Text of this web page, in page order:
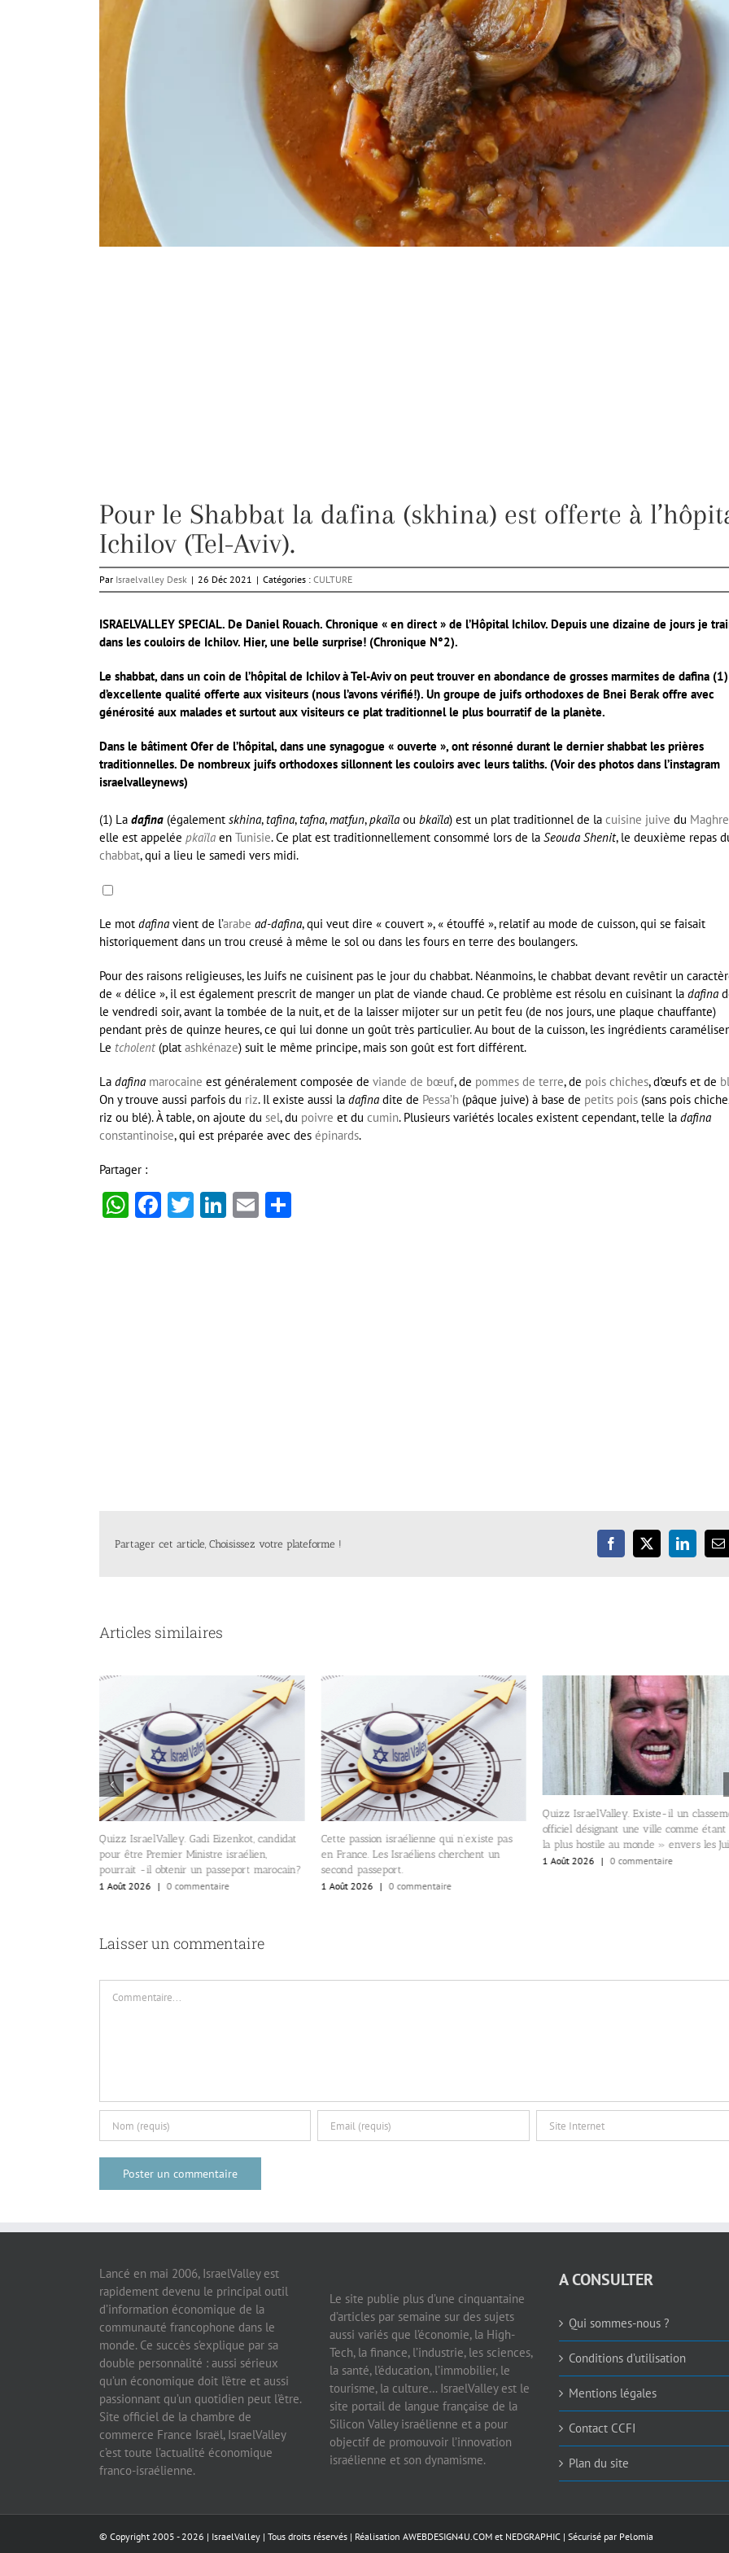
Pour le Shabbat la dafina (skhina) est offerte à
Ichilov (Tel-Aviv).
Par Israelvalley Desk | 26 Déc 2021 | Catégories : CULTURE
ISRAELVALLEY SPECIAL. De Daniel Rouach. Chronique « en direct » de l’Hôpital Ichilov. Depuis une dizaine de jours je
dans les couloirs de Ichilov. Hier, une belle surprise! (Chronique N°2).
Le shabbat, dans un coin de l’hôpital de Ichilov à Tel-Aviv on peut trouver en abondance de grosses marmites de dafina (1)
d’excellente qualité offerte aux visiteurs (nous l’avons vérifié!). Un groupe de juifs orthodoxes de Bnei Berak offre avec
générosité aux malades et surtout aux visiteurs ce plat traditionnel le plus bourratif de la planète.
Dans le bâtiment Ofer de l’hôpital, dans une synagogue « ouverte », ont résonné durant le dernier shabbat les prières
traditionnelles. De nombreux juifs orthodoxes sillonnent les couloirs avec leurs taliths. (Voir des photos dans l’instagram
israelvalleynews)
(1) La dafina (également skhina, tafina, tafna,matfun,pkaïla ou bkaïla) est un plat traditionnel de la cuisine juive du
elle est appelée pkaïla en Tunisie. Ce plat est traditionnellement consommé lors de la Seouda Shenit, le deuxième repas
chabbat, qui a lieu le samedi vers midi.
Le mot dafina vient de l’arabe ad-dafina, qui veut dire « couvert », « étouffé », relatif au mode de cuisson, qui se faisait
historiquement dans un trou creusé à même le sol ou dans les fours en terre des boulangers.
Pour des raisons religieuses, les Juifs ne cuisinent pas le jour du chabbat. Néanmoins, le chabbat devant revêtir un
de « délice », il est également prescrit de manger un plat de viande chaud. Ce problème est résolu en cuisinant la dafina
le vendredi soir, avant la tombée de la nuit, et de la laisser mijoter sur un petit feu (de nos jours, une plaque chauffante)
pendant près de quinze heures, ce qui lui donne un goût très particulier. Au bout de la cuisson, les ingrédients
Le tcholent (plat ashkénaze) suit le même principe, mais son goût est fort différent.
La dafina marocaine est généralement composée de viande de bœuf, de pommes de terre, de pois chiches, d’œufs et de
On y trouve aussi parfois du riz. Il existe aussi la dafina dite de Pessa’h (pâque juive) à base de petits pois (sans pois
riz ou blé). À table, on ajoute du sel, du poivre et du cumin. Plusieurs variétés locales existent cependant, telle la dafina
constantinoise, qui est préparée avec des épinards.
Partager :
WhatsApp
Facebook
Twitter
LinkedIn
Email
Partager cet article, Choisissez votre plateforme ! Facebook
X LinkedIn
Articles similaires
Quizz IsraelValley. Gadi Eizenkot, candidat
pour être Premier Ministre israélien,
pourrait -il obtenir un passeport marocain?
1 Août 2026 | 0 commentaire
Cette passion israélienne qui n’existe pas
en France. Les Israéliens cherchent un
second passeport.
1 Août 2026 | 0 commentaire
Quizz IsraelValley. Existe-il un
officiel désignant une ville comme
la plus hostile au monde » envers les
1 Août 2026 | 0 commentaire
Laisser un commentaire
Lancé en mai 2006, IsraelValley est
rapidement devenu le principal outil
d’information économique de la
communauté francophone dans le
monde. Ce succès s’explique par sa
double personnalité : aussi sérieux
qu’un économique doit l’être et aussi
passionnant qu’un quotidien peut l’être.
Site officiel de la chambre de
commerce France Israël, IsraelValley
c’est toute l’actualité économique
franco-israélienne.
Le site publie plus d’une cinquantaine
d’articles par semaine sur des sujets
aussi variés que l’économie, la High-
Tech, la finance, l’industrie, les sciences,
la santé, l’éducation, l’immobilier, le
tourisme, la culture… IsraelValley est le
site portail de langue française de la
Silicon Valley israélienne et a pour
objectif de promouvoir l’innovation
israélienne et son dynamisme.
A CONSULTER
Qui sommes-nous ?
Conditions d’utilisation
Mentions légales
Contact CCFI
Plan du site
© Copyright 2005 -2026 | IsraelValley | Tous droits réservés | Réalisation AWEBDESIGN4U.COM et NEDGRAPHIC | Sécurisé par Pelomia